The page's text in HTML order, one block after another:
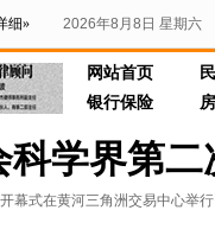
2026年8月8日 星期六
网站首页
银行保险
科学界第
式在黄河三角洲交易中心举